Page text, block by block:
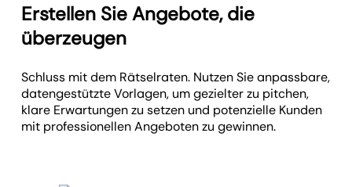
Erstellen Sie Angebote, die
überzeugen
Schluss mit dem Rätselraten. Nutzen Sie anpassbare,
datengestützte Vorlagen, um gezielter zu pitchen,
klare Erwartungen zu setzen und potenzielle Kunden
mit professionellen Angeboten zu gewinnen.